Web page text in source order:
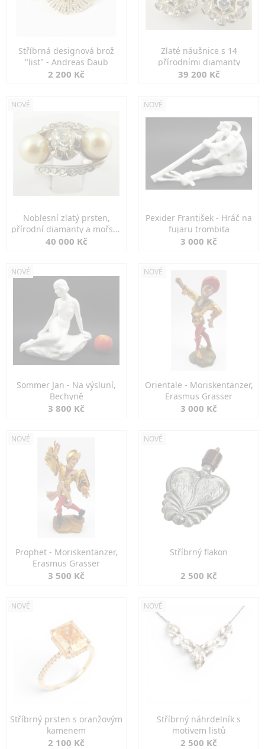
Stříbrná designová brož
"list" - Andreas Daub
2 200 Kč
Zlaté náušnice s 14
přírodními diamanty
39 200 Kč
NOVÉ
Noblesní zlatý prsten,
přírodní diamanty a mořské
perly
40 000 Kč
NOVÉ
Pexider František - Hráč na
fujaru trombita
3 000 Kč
NOVÉ
Sommer Jan - Na výsluní,
Bechyně
3 800 Kč
NOVÉ
Orientale - Moriskentänzer,
Erasmus Grasser
3 000 Kč
NOVÉ
Prophet - Moriskentänzer,
Erasmus Grasser
3 500 Kč
NOVÉ
Stříbrný flakon
2 500 Kč
NOVÉ
Stříbrný prsten s oranžovým
kamenem
2 100 Kč
NOVÉ
Stříbrný náhrdelník s
motivem listů
2 500 Kč